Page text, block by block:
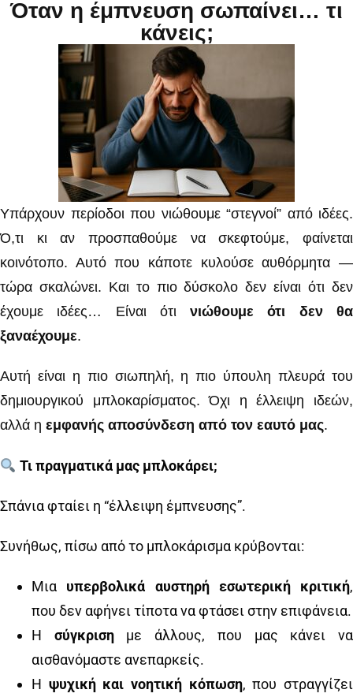
Όταν η έμπνευση σωπαίνει… τι
κάνεις;
Υπάρχουν περίοδοι που νιώθουμε “στεγνοί” από ιδέες.
Ό,τι κι αν προσπαθούμε να σκεφτούμε, φαίνεται
κοινότοπο. Αυτό που κάποτε κυλούσε αυθόρμητα —
τώρα σκαλώνει. Και το πιο δύσκολο δεν είναι ότι δεν
έχουμε ιδέες… Είναι ότινιώθουμε ότι δεν θα
ξαναέχουμε.
Αυτή είναι η πιο σιωπηλή, η πιο ύπουλη πλευρά του
δημιουργικού μπλοκαρίσματος. Όχι η έλλειψη ιδεών,
αλλά η εμφανής αποσύνδεση από τον εαυτό μας.
Τι πραγματικά μας μπλοκάρει;
Σπάνια φταίει η “έλλειψη έμπνευσης”.
Συνήθως, πίσω από το μπλοκάρισμα κρύβονται:
Μια υπερβολικά αυστηρή εσωτερική κριτική,
που δεν αφήνει τίποτα να φτάσει στην επιφάνεια.
Η σύγκρισημε άλλους, που μας κάνει να
αισθανόμαστε ανεπαρκείς.
Η ψυχική και νοητική κόπωση, που στραγγίζει